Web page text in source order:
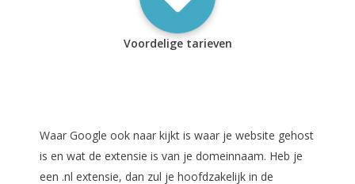
Voordelige tarieven
Waar Google ook naar kijkt is waar je website gehost
is en wat de extensie is van je domeinnaam. Heb je
een .nl extensie, dan zul je hoofdzakelijk in de